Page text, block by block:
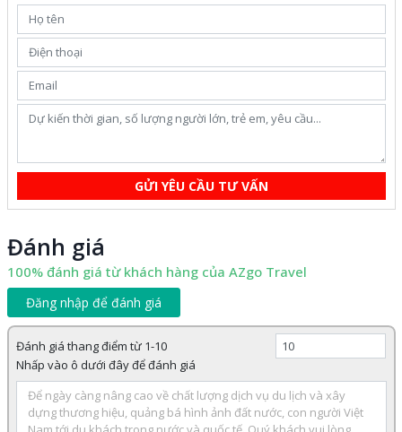
GỬI YÊU CẦU TƯ VẤN
Đánh giá
100% đánh giá từ khách hàng của AZgo Travel
Đăng nhập để đánh giá
Đánh giá thang điểm từ 1-10
Nhấp vào ô dưới đây để đánh giá